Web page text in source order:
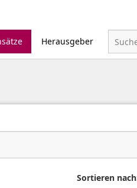
Herausgeber
Sortieren nach